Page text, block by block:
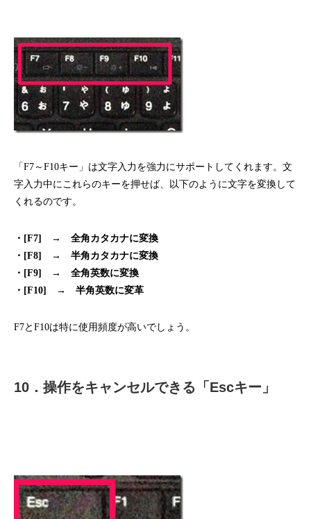
「F7～F10キー」は文字入力を強力にサポートしてくれます。文
字入力中にこれらのキーを押せば、以下のように文字を変換して
くれるのです。
・[F7] → 全角カタカナに変換
・[F8] → 半角カタカナに変換
・[F9] → 全角英数に変換
・[F10] → 半角英数に変革
F7とF10は特に使用頻度が高いでしょう。
10．操作をキャンセルできる「Escキー」